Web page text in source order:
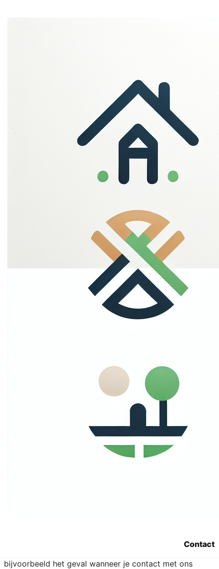
Contact
verwerken, met inachtneming van de Algemene
Verordening Gegevensbescherming (AVG).
Wij raden je aan deze informatie zorgvuldig te lezen,
zodat je precies weet waarvoor wij jouw
persoonsgegevens gebruiken. Dit privacybeleid bevat
ook meer informatie over jouw privacyrechten en hoe je
voor dit privacy beleid?
Edge.be NV, met maatschappelijke zetel gelegen te
2060 Antwerpen aan de Oudesteenweg 87, Bus 3 met
Ondernemingsnummer BE0459777624 is de
verantwoordelijke voor het privacybeleid. Voor alle
vragen en/of opmerkingen kan je terecht op het
hierboven vermelde adres of op het emailadres
het privacy beleid
We kunnen het privacybeleid op elk moment wijzigen,
bijvoorbeeld in het kader van wijzigingen in onze
diensten of de heersende wetgeving.
je onze diensten aan te bieden. We respecteren hierbij
bijvoorbeeld het geval wanneer je contact met ons